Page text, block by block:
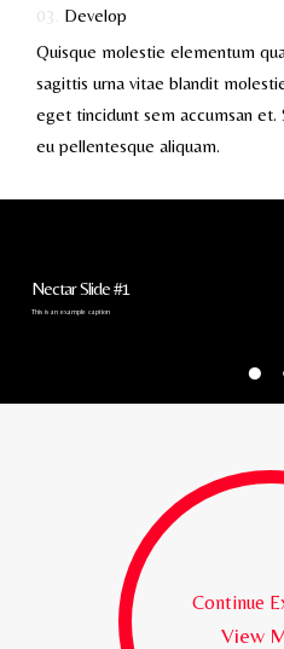
03. Develop
Quisque molestie elementum
sagittis urna vitae blandit
eget tincidunt sem accumsan et.
eu pellentesque aliquam.
Nectar Slide #1
This is an example caption
Continue
View